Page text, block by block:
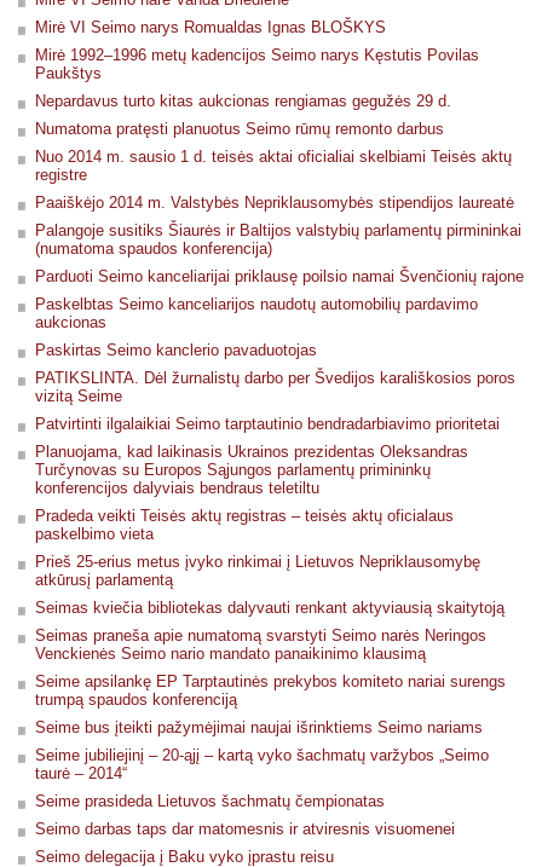
Mirė VI Seimo narys Romualdas Ignas BLOŠKYS
Mirė 1992–1996 metų kadencijos Seimo narys Kęstutis Povilas
Paukštys
Nepardavus turto kitas aukcionas rengiamas gegužės 29 d.
Numatoma pratęsti planuotus Seimo rūmų remonto darbus
Nuo 2014 m. sausio 1 d. teisės aktai oficialiai skelbiami Teisės aktų
registre
Paaiškėjo 2014 m. Valstybės Nepriklausomybės stipendijos laureatė
Palangoje susitiks Šiaurės ir Baltijos valstybių parlamentų pirmininkai
(numatoma spaudos konferencija)
Parduoti Seimo kanceliarijai priklausę poilsio namai Švenčionių rajone
Paskelbtas Seimo kanceliarijos naudotų automobilių pardavimo
aukcionas
Paskirtas Seimo kanclerio pavaduotojas
PATIKSLINTA. Dėl žurnalistų darbo per Švedijos karališkosios poros
vizitą Seime
Patvirtinti ilgalaikiai Seimo tarptautinio bendradarbiavimo prioritetai
Planuojama, kad laikinasis Ukrainos prezidentas Oleksandras
Turčynovas su Europos Sąjungos parlamentų primininkų
konferencijos dalyviais bendraus teletiltu
Pradeda veikti Teisės aktų registras – teisės aktų oficialaus
paskelbimo vieta
Prieš 25-erius metus įvyko rinkimai į Lietuvos Nepriklausomybę
atkūrusį parlamentą
Seimas kviečia bibliotekas dalyvauti renkant aktyviausią skaitytoją
Seimas praneša apie numatomą svarstyti Seimo narės Neringos
Venckienės Seimo nario mandato panaikinimo klausimą
Seime apsilankę EP Tarptautinės prekybos komiteto nariai surengs
trumpą spaudos konferenciją
Seime bus įteikti pažymėjimai naujai išrinktiems Seimo nariams
Seime jubiliejinį – 20-ąjį – kartą vyko šachmatų varžybos „Seimo
taurė – 2014“
Seime prasideda Lietuvos šachmatų čempionatas
Seimo darbas taps dar matomesnis ir atviresnis visuomenei
Seimo delegacija į Baku vyko įprastu reisu